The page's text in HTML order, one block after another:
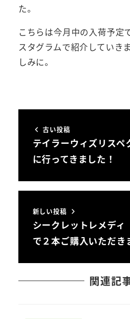
た。
こちらは今月中の入荷予定
スタグラムで紹介していき
しみに。
古い投稿
テイラーウィズリスペ
に行ってきました！
新しい投稿
シークレットレメデ
で２本ご購入いただき
関連記